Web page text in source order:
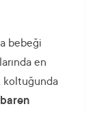
bebeği
en
koltuğunda